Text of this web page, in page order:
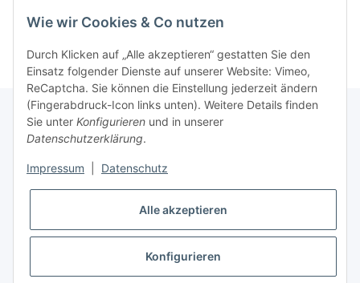
Informationen
Gesetzliche Informationen
Wie wir Cookies & Co nutzen
Durch Klicken auf „Alle akzeptieren“ gestatten Sie den
Einsatz folgender Dienste auf unserer Website: Vimeo,
ReCaptcha. Sie können die Einstellung jederzeit ändern
(Fingerabdruck-Icon links unten). Weitere Details finden
Sie unter Konfigurieren und in unserer
Datenschutzerklärung.
Impressum Datenschutz
Alle akzeptieren
Konfigurieren